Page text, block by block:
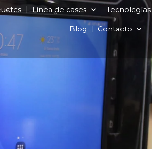
Línea de cases Tecnologías
Blog Contacto